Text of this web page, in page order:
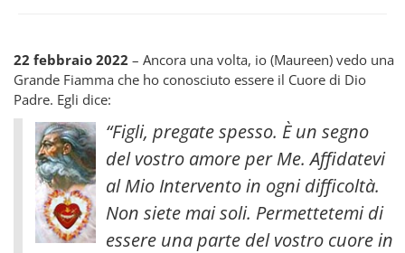
22 febbraio 2022 – Ancora una volta, io (Maureen) vedo una
Grande Fiamma che ho conosciuto essere il Cuore di Dio
Padre. Egli dice:
“Figli, pregate spesso. È un segno
del vostro amore per Me. Affidatevi
al Mio Intervento in ogni difficoltà.
Non siete mai soli. Permettetemi di
essere una parte del vostro cuore in